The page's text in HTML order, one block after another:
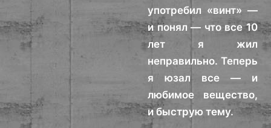
употребил «винт» —
и понял — что все 10
лет я жил
неправильно. Теперь
я юзал все — и
любимое вещество,
и быструю тему.